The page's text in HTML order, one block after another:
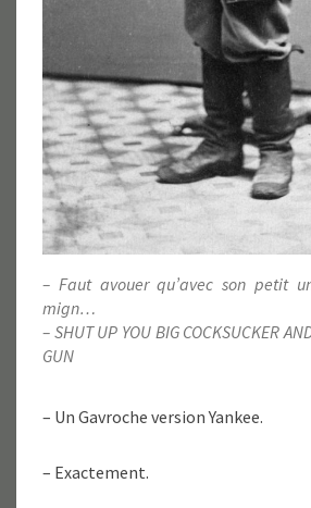
– Faut avouer qu’avec son petit
mign…
– SHUT UP YOU BIG COCKSUCKER
GUN
– Un Gavroche version Yankee.
– Exactement.